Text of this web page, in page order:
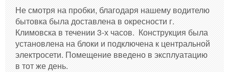
Не смотря на пробки, благодаря нашему водителю
бытовка была доставлена в окресности г.
Климовска в течении 3-х часов. Конструкция была
установлена на блоки и подключена к центральной
электросети. Помещение введено в эксплуатацию
в тот же день.